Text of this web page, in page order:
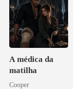
A médica da
matilha
Cooper